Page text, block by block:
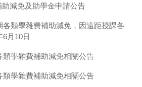
減免及助學金申請公告
各類學雜費補助減免，因遠距授課各
6月10日
類學雜費補助減免相關公告
類學雜費補助減免相關公告